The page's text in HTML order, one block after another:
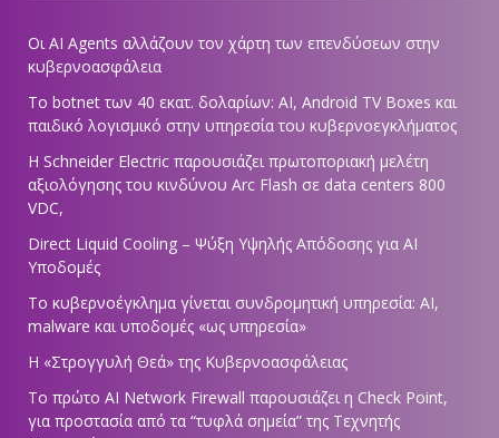
Οι AI Agents αλλάζουν τον χάρτη των επενδύσεων στην
κυβερνοασφάλεια
Το botnet των 40 εκατ. δολαρίων: AI, Android TV Boxes και
παιδικό λογισμικό στην υπηρεσία του κυβερνοεγκλήματος
Η Schneider Electric παρουσιάζει πρωτοποριακή μελέτη
αξιολόγησης του κινδύνου Arc Flash σε data centers 800
VDC,
Direct Liquid Cooling – Ψύξη Υψηλής Απόδοσης για AI
Υποδομές
Το κυβερνοέγκλημα γίνεται συνδρομητική υπηρεσία: AI,
malware και υποδομές «ως υπηρεσία»
Η «Στρογγυλή Θεά» της Κυβερνοασφάλειας
Tο πρώτο AI Network Firewall παρουσιάζει η Check Point,
για προστασία από τα “τυφλά σημεία” της Τεχνητής